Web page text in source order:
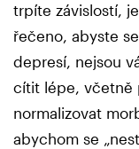
trpíte závislostí,
řečeno, abyste
depresí, nejsou
cítit lépe, včetně
normalizovat
abychom se